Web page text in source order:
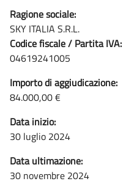
Ragione sociale:
SKY ITALIA S.R.L.
Codice fiscale / Partita IVA:
04619241005
Importo di aggiudicazione:
84.000,00 €
Data inizio:
30 luglio 2024
Data ultimazione:
30 novembre 2024